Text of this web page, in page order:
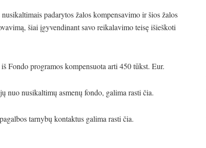
padarytos žalos kompensavimo ir šios žalos
šiai įgyvendinant savo reikalavimo teisę išieškoti
Fondo programos kompensuota arti 450 tūkst. Eur.
nuo nusikaltimų asmenų fondo, galima rasti čia.
tarnybų kontaktus galima rasti čia.